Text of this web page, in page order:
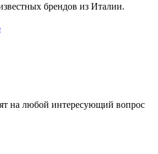
брендов из Италии.
на любой интересующий вопрос